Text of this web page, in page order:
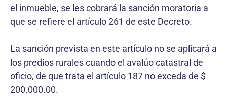
el inmueble, se les cobrará la sanción moratoria a
que se refiere el artículo 261 de este Decreto.
La sanción prevista en este artículo no se aplicará a
los predios rurales cuando el avalúo catastral de
oficio, de que trata el artículo 187 no exceda de $
200.000.00.